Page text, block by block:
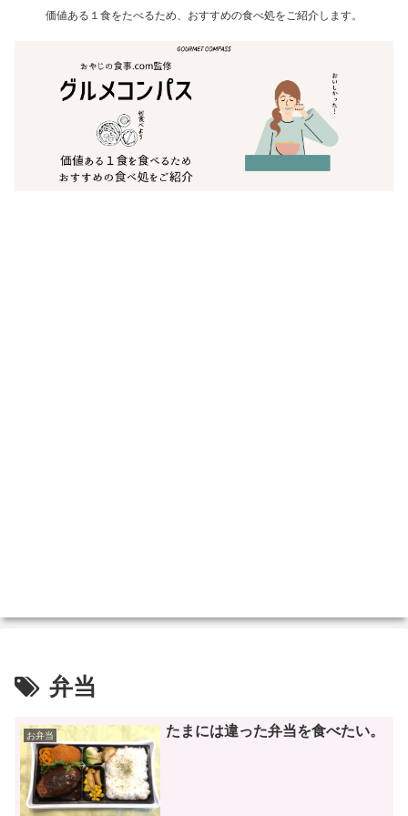
価値ある１食をたべるため、おすすめの食べ処をご紹介します。
弁当
お弁当 たまには違った弁当を食べたい。